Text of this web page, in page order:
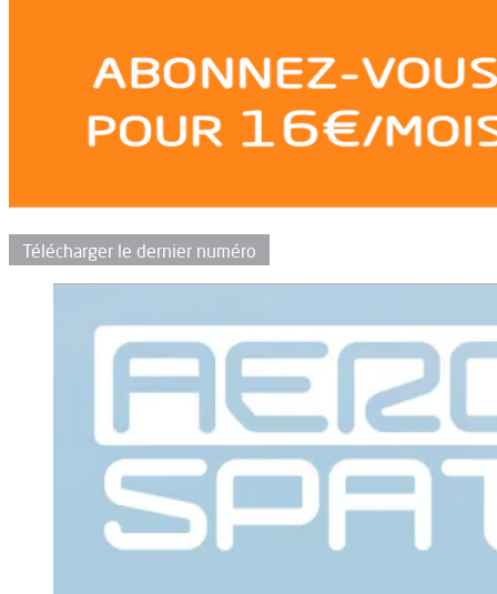
Télécharger le dernier numéro